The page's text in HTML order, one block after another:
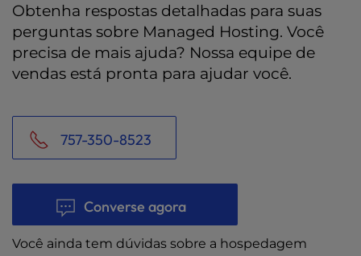
Obtenha respostas detalhadas para suas
perguntas sobre Managed Hosting. Você
precisa de mais ajuda? Nossa equipe de
vendas está pronta para ajudar você.
757-350-8523
Converse agora
Você ainda tem dúvidas sobre a hospedagem